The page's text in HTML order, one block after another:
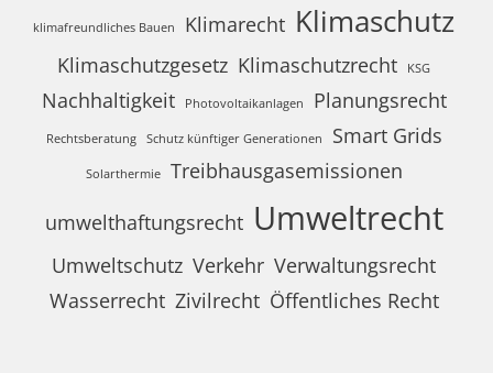
klimafreundliches Bauen Klimarecht Klimaschutz
Klimaschutzgesetz Klimaschutzrecht KSG
Nachhaltigkeit Photovoltaikanlagen Planungsrecht
Rechtsberatung Schutz künftiger Generationen Smart Grids
Solarthermie
Treibhausgasemissionen
umwelthaftungsrecht Umweltrecht
Umweltschutz Verkehr Verwaltungsrecht
Wasserrecht Zivilrecht Öffentliches Recht